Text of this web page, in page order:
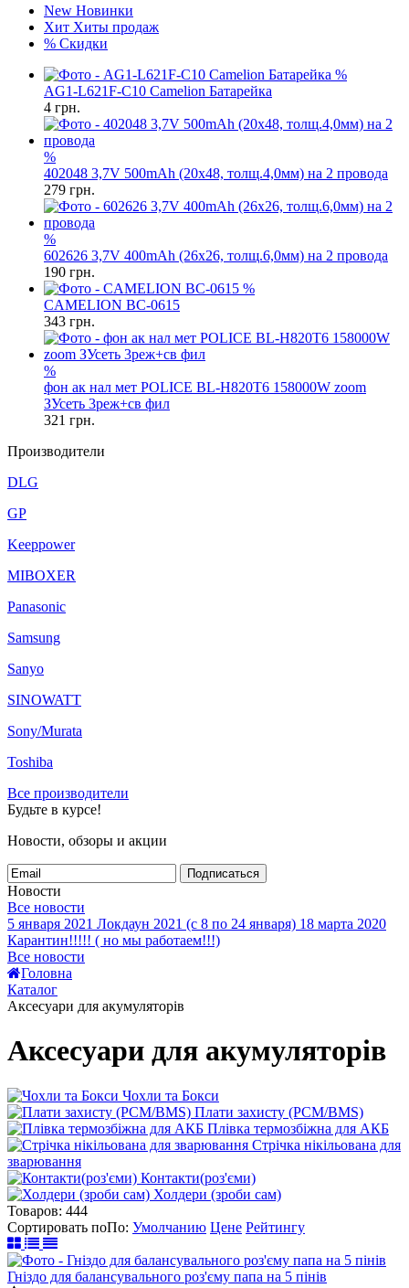
New Новинки
Хит Хиты продаж
% Скидки
%
AG1-L621F-C10 Camelion Батарейка
4 грн.
%
402048 3,7V 500mAh (20x48, толщ.4,0мм) на 2 провода
279 грн.
%
602626 3,7V 400mAh (26x26, толщ.6,0мм) на 2 провода
190 грн.
%
CAMELION BC-0615
343 грн.
%
фон ак нал мет POLICE BL-H820T6 158000W zoom
ЗУсеть 3реж+св фил
321 грн.
Производители
DLG
GP
Keeppower
MIBOXER
Panasonic
Samsung
Sanyo
SINOWATT
Sony/Murata
Toshiba
Все производители
Будьте в курсе!
Новости, обзоры и акции
Подписаться
Новости
Все новости
5 января 2021 Локдаун 2021 (с 8 по 24 января) 18 марта 2020
Карантин!!!!! ( но мы работаем!!!)
Все новости
Головна
Каталог
Аксесуари для акумуляторів
Аксесуари для акумуляторів
Чохли та Бокси
Плати захисту (PCM/BMS)
Плівка термозбіжна для АКБ
Стрічка нікільована для
зварювання
Контакти(роз'єми)
Холдери (зроби сам)
Товаров: 444
Сортировать поПо: Умолчанию Цене Рейтингу
Гніздо для балансувального роз'єму папа на 5 пінів